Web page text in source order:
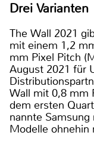
Drei Varianten
The Wall 2021
mit einem 1,2
mm Pixel Pitch
August 2021 für
Wall mit 0,8 mm
dem ersten
nannte
Modelle ohnehin